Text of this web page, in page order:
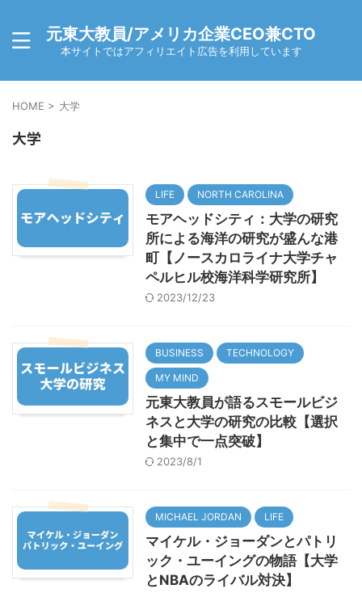
元東大教員/アメリカ企業CEO兼CTO
本サイトではアフィリエイト広告を利用しています
HOME > 大学
大学
LIFE NORTH CAROLINA
モアヘッドシティ：大学の研究
所による海洋の研究が盛んな港
町【ノースカロライナ大学チャ
ペルヒル校海洋科学研究所】
2023/12/23
BUSINESS TECHNOLOGY
MY MIND
元東大教員が語るスモールビジ
ネスと大学の研究の比較【選択
と集中で一点突破】
2023/8/1
MICHAEL JORDAN LIFE
マイケル・ジョーダンとパトリ
ック・ユーイングの物語【大学
とNBAのライバル対決】